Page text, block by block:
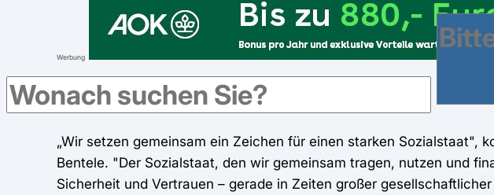
Werbung
"Beste Idee die wir je hatten"
„Wir setzen gemeinsam ein Zeichen für einen starken Sozialstaat",
Bentele. "Der Sozialstaat, den wir gemeinsam tragen, nutzen und
Sicherheit und Vertrauen – gerade in Zeiten großer